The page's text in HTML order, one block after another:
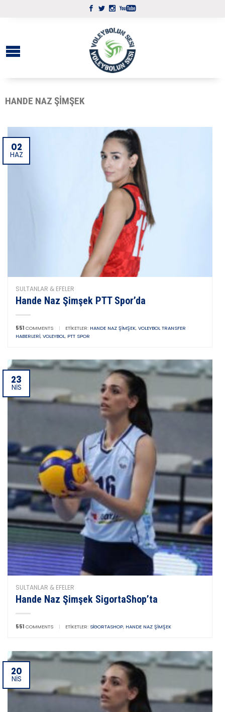
HANDE NAZ ŞIMŞEK
02
HAZ
SULTANLAR & EFELER
Hande Naz Şimşek PTT Spor’da
551 COMMENTS | ETIKETLER: HANDE NAZ ŞIMŞEK, VOLEYBOL TRANSFER
HABERLERI, VOLEYBOL, PTT SPOR
23
NIS
SULTANLAR & EFELER
Hande Naz Şimşek SigortaShop’ta
551 COMMENTS | ETIKETLER: SIGORTASHOP, HANDE NAZ ŞIMŞEK
20
NIS